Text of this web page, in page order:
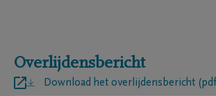
Overlijdensbericht
Download het overlijdensbericht